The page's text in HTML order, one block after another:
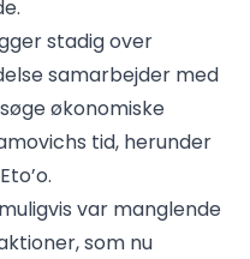
stadig over
samarbejder med
økonomiske
tid, herunder
var manglende
som nu